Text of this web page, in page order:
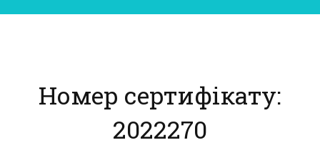
Матеріали
Нас підтримують
Номер сертифікату:
2022270